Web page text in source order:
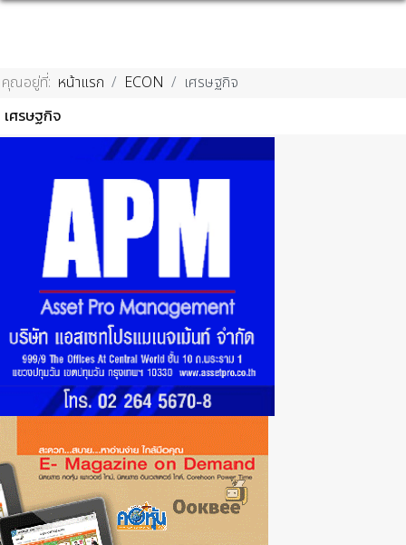
คุณอยู่ที่: หน้าแรก ECON
เศรษฐกิจ
เศรษฐกิจ